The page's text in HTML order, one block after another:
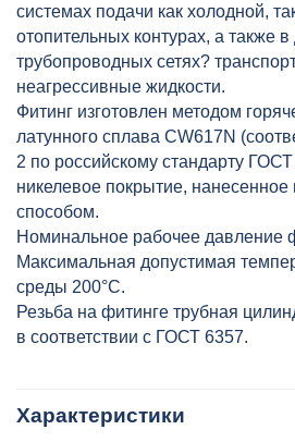
системах подачи как холодной,
отопительных контурах, а также в
трубопроводных сетях?
неагрессивные жидкости.
Фитинг изготовлен методом
латунного сплава CW617N
2 по российскому стандарту
никелевое покрытие, нанесенное
способом.
Номинальное рабочее давление
Максимальная допустимая
среды 200°C.
Резьба на фитинге трубная
в соответствии с ГОСТ 6357.
Характеристики